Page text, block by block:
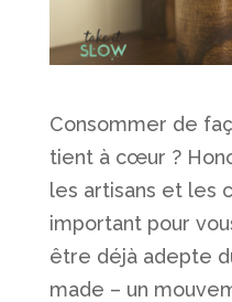
Consommer de
tient à cœur ?
les artisans et les
important pour
être déjà adepte
made – un